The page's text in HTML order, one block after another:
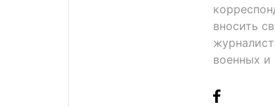
вносить
военных и